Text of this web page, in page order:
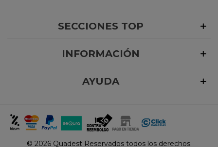
SECCIONES TOP
INFORMACIÓN
AYUDA
© 2026 Quadest Reservados todos los derechos.